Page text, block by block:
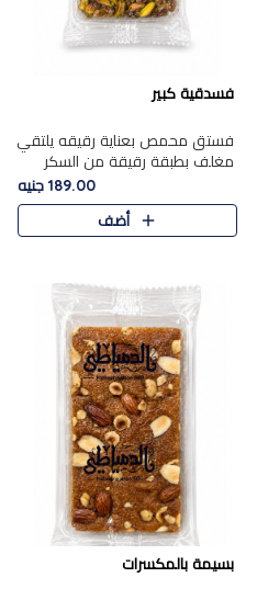
فسدقية كبير
فستق محمص بعناية رقيقه يلتقي
مغلف بطبقة رقيقة من السكر
المكرمل، ليقدم مذاقًا فاخرًا حلوي
شرقية فاخرة ونكهة غنية ناتي تميز
كل قطعة و قوام هش
189.00 جنيه
أضف
بسيمة بالمكسرات